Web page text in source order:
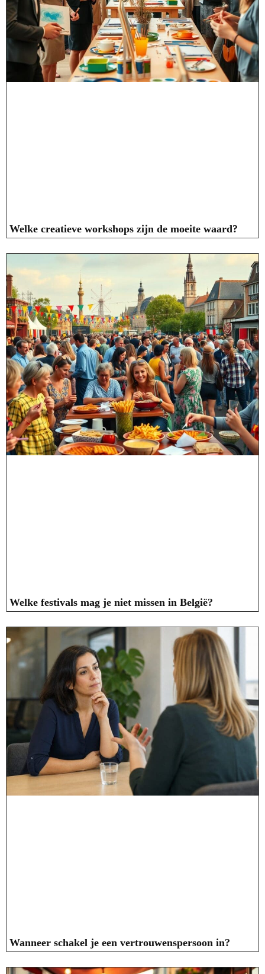
Welke creatieve workshops zijn de moeite waard?
Welke festivals mag je niet missen in België?
Wanneer schakel je een vertrouwenspersoon in?